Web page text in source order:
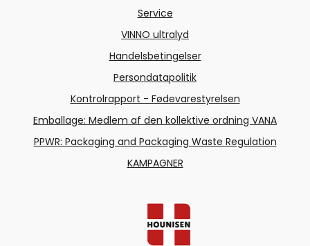
Service
VINNO ultralyd
Handelsbetingelser
Persondatapolitik
Kontrolrapport - Fødevarestyrelsen
Emballage: Medlem af den kollektive ordning VANA
PPWR: Packaging and Packaging Waste Regulation
KAMPAGNER